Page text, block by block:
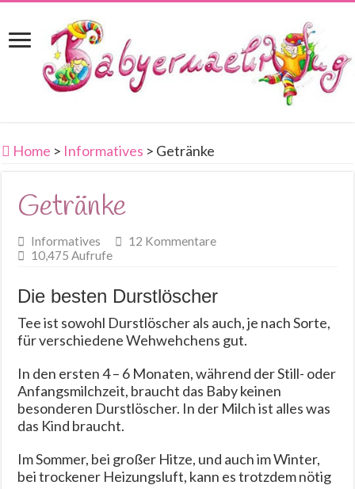
Home > Informatives > Getränke
Getränke
Informatives
12 Kommentare
10,475 Aufrufe
Die besten Durstlöscher
Tee ist sowohl Durstlöscher als auch, je nach Sorte,
für verschiedene Wehwehchens gut.
In den ersten 4 – 6 Monaten, während der Still- oder
Anfangsmilchzeit, braucht das Baby keinen
besonderen Durstlöscher. In der Milch ist alles was
das Kind braucht.
Im Sommer, bei großer Hitze, und auch im Winter,
bei trockener Heizungsluft, kann es trotzdem nötig